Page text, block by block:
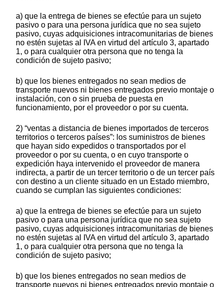
a) que la entrega de bienes se efectúe para un sujeto
pasivo o para una persona jurídica que no sea sujeto
pasivo, cuyas adquisiciones intracomunitarias de bienes
no estén sujetas al IVA en virtud del artículo 3, apartado
1, o para cualquier otra persona que no tenga la
condición de sujeto pasivo;
b) que los bienes entregados no sean medios de
transporte nuevos ni bienes entregados previo montaje o
instalación, con o sin prueba de puesta en
funcionamiento, por el proveedor o por su cuenta.
2) “ventas a distancia de bienes importados de terceros
territorios o terceros países”: los suministros de bienes
que hayan sido expedidos o transportados por el
proveedor o por su cuenta, o en cuyo transporte o
expedición haya intervenido el proveedor de manera
indirecta, a partir de un tercer territorio o de un tercer país
con destino a un cliente situado en un Estado miembro,
cuando se cumplan las siguientes condiciones:
a) que la entrega de bienes se efectúe para un sujeto
pasivo o para una persona jurídica que no sea sujeto
pasivo, cuyas adquisiciones intracomunitarias de bienes
no estén sujetas al IVA en virtud del artículo 3, apartado
1, o para cualquier otra persona que no tenga la
condición de sujeto pasivo;
b) que los bienes entregados no sean medios de
transporte nuevos ni bienes entregados previo montaje o